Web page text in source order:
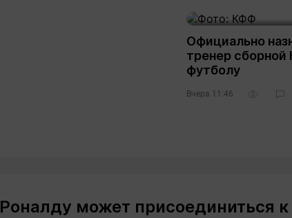
Официально
тренер сборной
футболу
Вчера 11:46
Роналду может присоединиться к